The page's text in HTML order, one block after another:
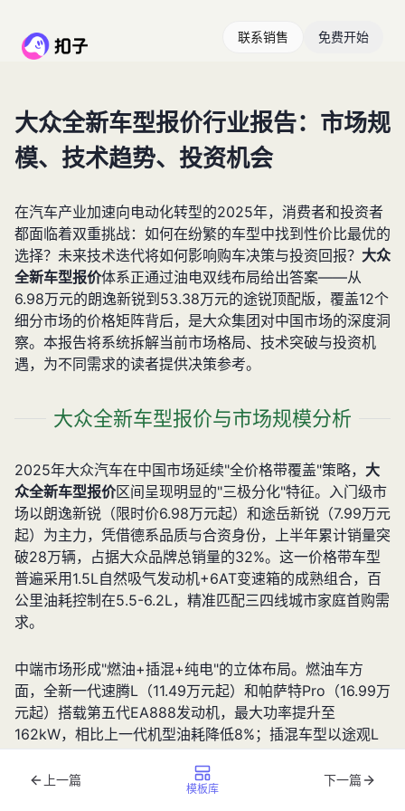
联系销售 免费开始
大众全新车型报价行业报告：市场规
模、技术趋势、投资机会
在汽车产业加速向电动化转型的2025年，消费者和投资者
都面临着双重挑战：如何在纷繁的车型中找到性价比最优的
选择？未来技术迭代将如何影响购车决策与投资回报？ 大众
全新车型报价体系正通过油电双线布局给出答案——从
6.98万元的朗逸新锐到53.38万元的途锐顶配版，覆盖12个
细分市场的价格矩阵背后，是大众集团对中国市场的深度洞
察。本报告将系统拆解当前市场格局、技术突破与投资机
遇，为不同需求的读者提供决策参考。
大众全新车型报价与市场规模分析
2025年大众汽车在中国市场延续"全价格带覆盖"策略， 大
众全新车型报价区间呈现明显的"三极分化"特征。入门级市
场以朗逸新锐（限时价6.98万元起）和途岳新锐（7.99万元
起）为主力，凭借德系品质与合资身份，上半年累计销量突
破28万辆，占据大众品牌总销量的32%。这一价格带车型
普遍采用1.5L自然吸气发动机+6AT变速箱的成熟组合，百
公里油耗控制在5.5-6.2L，精准匹配三四线城市家庭首购需
求。
中端市场形成"燃油+插混+纯电"的立体布局。燃油车方
面，全新一代速腾L（11.49万元起）和帕萨特Pro（16.99万
元起）搭载第五代EA888发动机，最大功率提升至
162kW，相比上一代机型油耗降低8%；插混车型以途观L
满足多数城市通勤需求；纯电阵营的ID.3（11.99万元起）
和ID.4 X（13.99万元起）则通过MEB平台规模化生产实现
上一篇
模板库
下一篇